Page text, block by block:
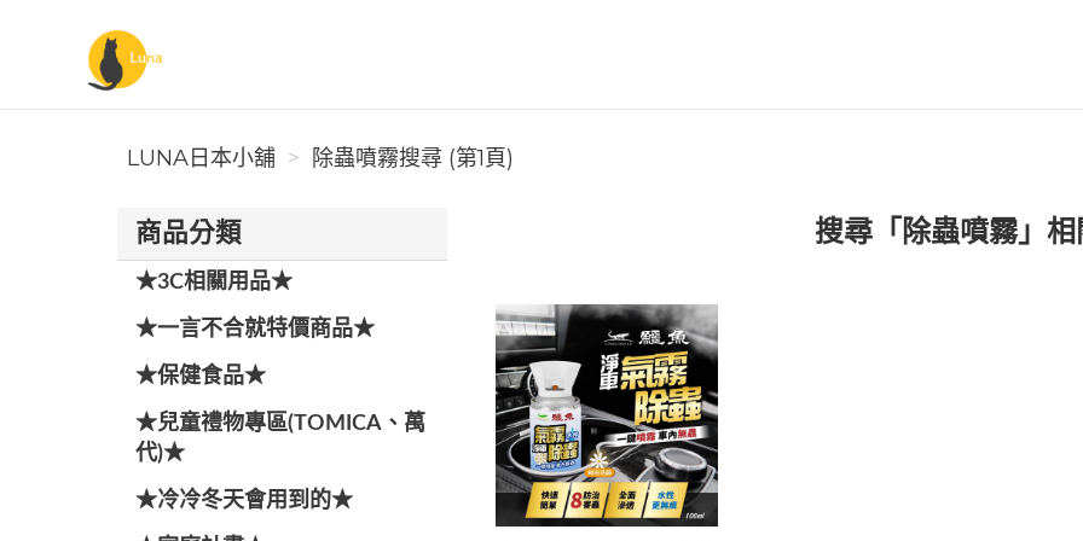
Luna日本小舖
LUNA日本小舖 除蟲噴霧搜尋 (第1頁)
商品分類
★3C相關用品★
★一言不合就特價商品★
★保健食品★
★兒童禮物專區(TOMICA、萬
代)★
★冷冷冬天會用到的★
搜尋「除蟲噴霧」相